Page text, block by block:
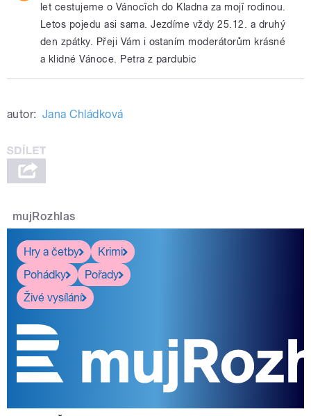
let cestujeme o Vánocîch do Kladna za mojî rodinou.
Letos pojedu asi sama. Jezdíme vždy 25.12. a druhý
den zpátky. Přeji Vám i ostaním moderátorům krásné
a klidné Vánoce. Petra z pardubic
autor: Jana Chládková
mujRozhlas
Hry a četby
Krimi
Pohádky
Pořady
Živé vysílání